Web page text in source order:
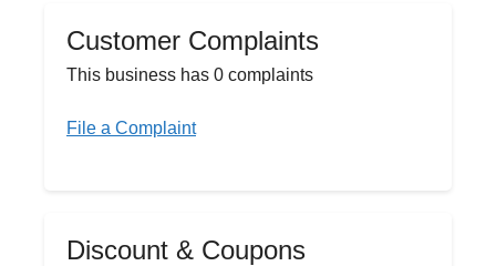
Customer Complaints
This business has 0 complaints
File a Complaint
Discount & Coupons